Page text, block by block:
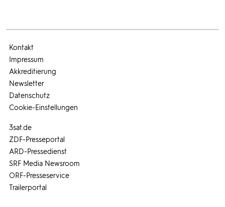
3sat.de
ZDF-Presseportal
ARD-Pressedienst
SRF Media Newsroom
ORF-Presseservice
Trailerportal
Kontakt
Impressum
Akkreditierung
Newsletter
Datenschutz
Cookie-Einstellungen